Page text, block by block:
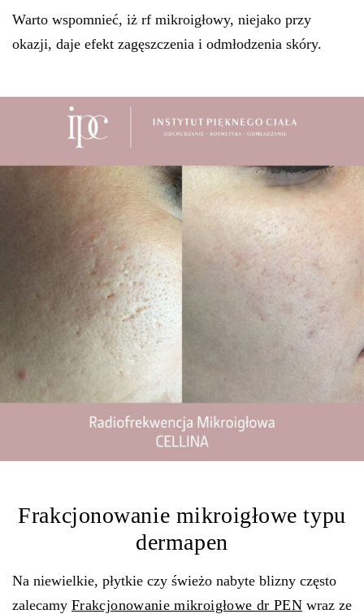
Warto wspomnieć, iż rf mikroigłowy, niejako przy
okazji, daje efekt zagęszczenia i odmłodzenia skóry.
Frakcjonowanie mikroigłowe typu
dermapen
Na niewielkie, płytkie czy świeżo nabyte blizny często
zalecamy Frakcjonowanie mikroigłowe dr PENwraz ze